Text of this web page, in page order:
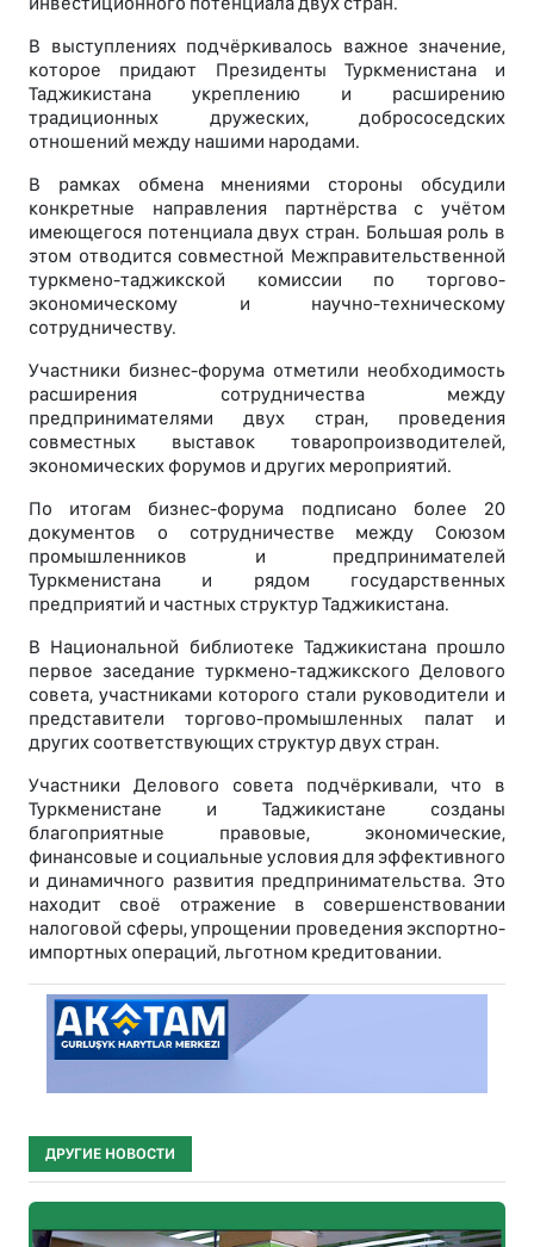
В выступлениях подчёркивалось важное значение,
которое придают Президенты Туркменистана и
Таджикистана укреплению и расширению
традиционных дружеских, добрососедских
отношений между нашими народами.
В рамках обмена мнениями стороны обсудили
конкретные направления партнёрства с учётом
имеющегося потенциала двух стран. Большая роль в
этом отводится совместной Межправительственной
туркмено-таджикской комиссии по торгово-
экономическому и научно-техническому
сотрудничеству.
Участники бизнес-форума отметили необходимость
расширения сотрудничества между
предпринимателями двух стран, проведения
совместных выставок товаропроизводителей,
экономических форумов и других мероприятий.
По итогам бизнес-форума подписано более 20
документов о сотрудничестве между Союзом
промышленников и предпринимателей
Туркменистана и рядом государственных
предприятий и частных структур Таджикистана.
В Национальной библиотеке Таджикистана прошло
первое заседание туркмено-таджикского Делового
совета, участниками которого стали руководители и
представители торгово-промышленных палат и
других соответствующих структур двух стран.
Участники Делового совета подчёркивали, что в
Туркменистане и Таджикистане созданы
благоприятные правовые, экономические,
финансовые и социальные условия для эффективного
и динамичного развития предпринимательства. Это
находит своё отражение в совершенствовании
налоговой сферы, упрощении проведения экспортно-
импортных операций, льготном кредитовании.
ДРУГИЕ НОВОСТИ